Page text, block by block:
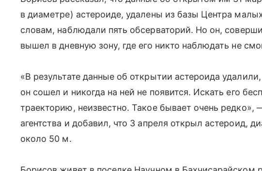
в диаметре) астероиде, удалены из базы Центра
словам, наблюдали пять обсерваторий. Но он,
вышел в дневную зону, где его никто наблюдать не
«В результате данные об открытии астероида
он сошел и никогда на ней не появится. Искать его
траекторию, неизвестно. Такое бывает очень редко»,
агентства и добавил, что 3 апреля открыл астероид,
около 50 м.